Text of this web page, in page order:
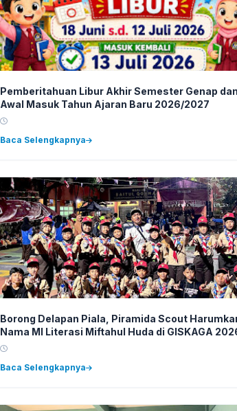
Pemberitahuan Libur Akhir Semester Genap
Awal Masuk Tahun Ajaran Baru 2026/2027
Baca Selengkapnya
Borong Delapan Piala, Piramida Scout
Nama MI Literasi Miftahul Huda di GISKAGA
Baca Selengkapnya